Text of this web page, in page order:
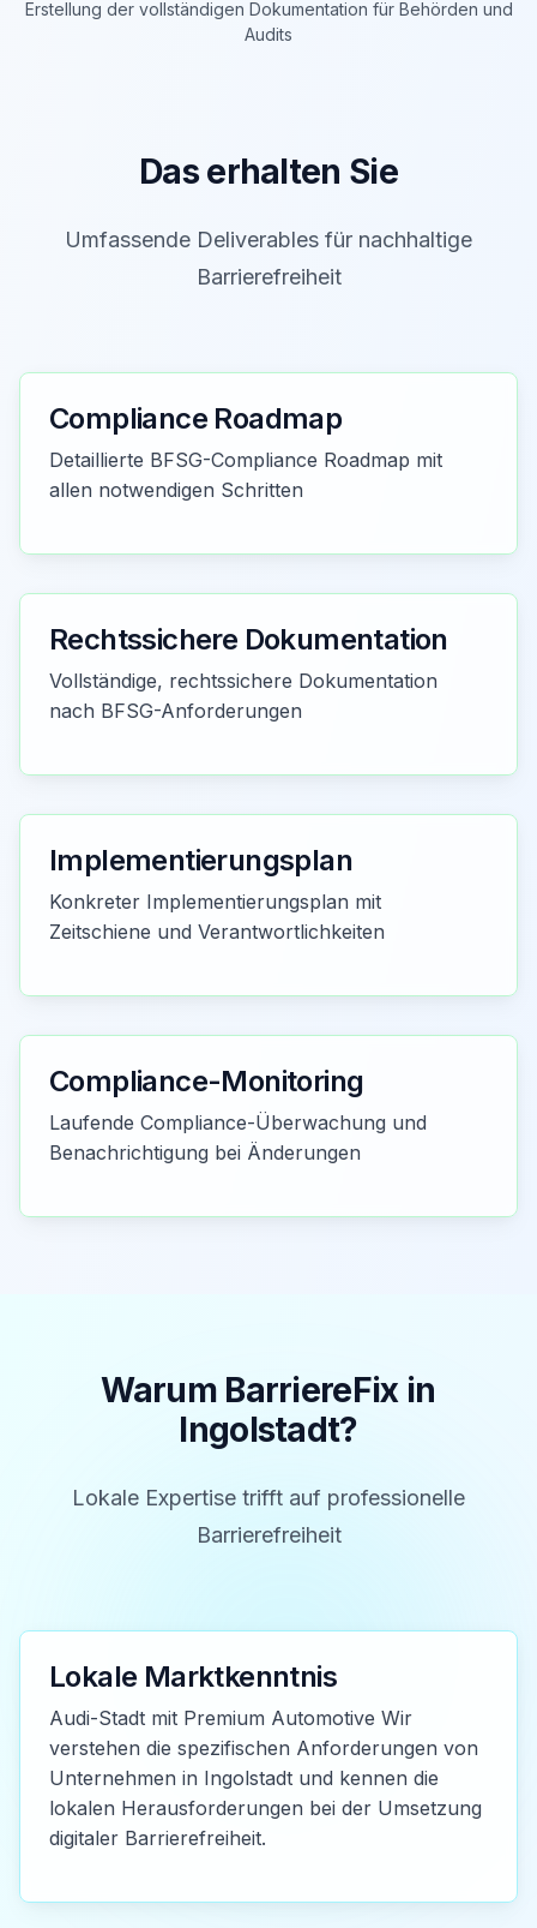
Erstellung der vollständigen Dokumentation für Behörden und
Audits
Das erhalten Sie
Umfassende Deliverables für nachhaltige
Barrierefreiheit
Compliance Roadmap
Detaillierte BFSG-Compliance Roadmap mit
allen notwendigen Schritten
Rechtssichere Dokumentation
Vollständige, rechtssichere Dokumentation
nach BFSG-Anforderungen
Implementierungsplan
Konkreter Implementierungsplan mit
Zeitschiene und Verantwortlichkeiten
Compliance-Monitoring
Laufende Compliance-Überwachung und
Benachrichtigung bei Änderungen
Warum BarriereFix in
Ingolstadt?
Lokale Expertise trifft auf professionelle
Barrierefreiheit
Lokale Marktkenntnis
Audi-Stadt mit Premium Automotive Wir
verstehen die spezifischen Anforderungen von
Unternehmen in Ingolstadt und kennen die
lokalen Herausforderungen bei der Umsetzung
digitaler Barrierefreiheit.